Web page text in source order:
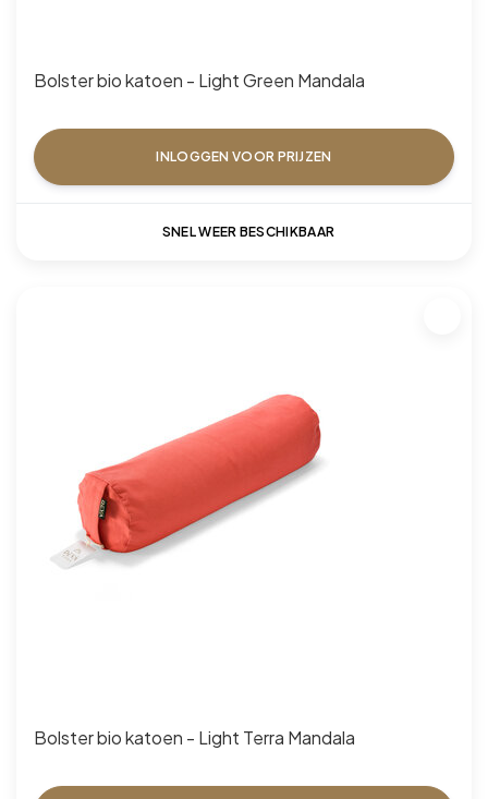
Bolster bio katoen - Light Green Mandala
INLOGGEN VOOR PRIJZEN
SNEL WEER BESCHIKBAAR
Bolster bio katoen - Light Terra Mandala